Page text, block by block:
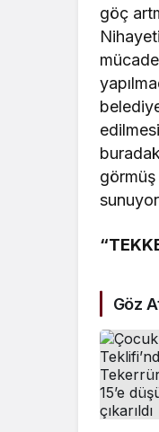
göç
görmüş
Göz